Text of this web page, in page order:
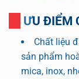
ƯU
Chất liệu
sản phẩm
mica, inox,